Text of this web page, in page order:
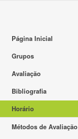
23:00
Página Inicial
Grupos
Avaliação
Bibliografia
Horário
Métodos de Avaliação